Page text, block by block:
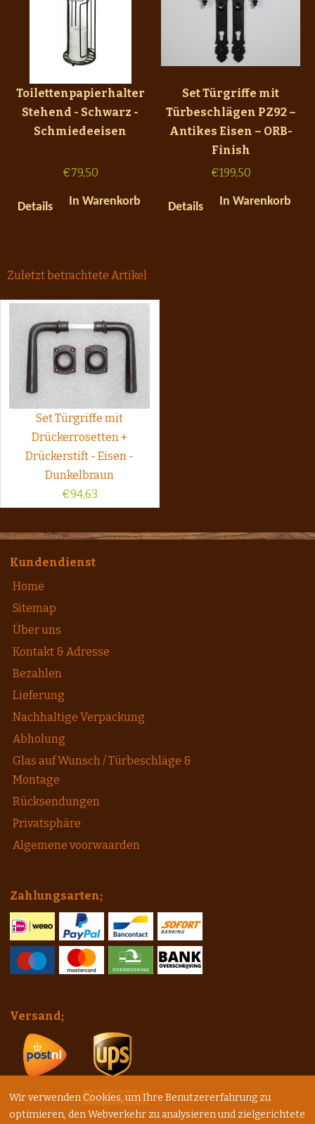
Toilettenpapierhalter
Stehend - Schwarz -
Schmiedeeisen
€79,50
Details In Warenkorb
Set Türgriffe mit
Türbeschlägen PZ92 –
Antikes Eisen – ORB-
Finish
€199,50
Details In Warenkorb
Zuletzt betrachtete Artikel
Set Türgriffe mit
Drückerrosetten +
Drückerstift - Eisen -
Dunkelbraun
€94,63
Kundendienst
Home
Sitemap
Über uns
Kontakt & Adresse
Bezahlen
Lieferung
Nachhaltige Verpackung
Abholung
Glas auf Wunsch / Türbeschläge &
Montage
Rücksendungen
Privatsphäre
Algemene voorwaarden
Zahlungsarten;
Versand;
Wir verwenden Cookies, um Ihre Benutzererfahrung zu
optimieren, den Webverkehr zu analysieren und zielgerichtete